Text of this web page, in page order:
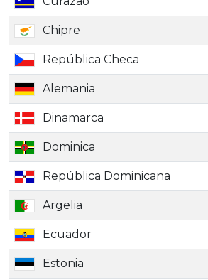
Chipre
República Checa
Alemania
Dinamarca
Dominica
República Dominicana
Argelia
Ecuador
Estonia